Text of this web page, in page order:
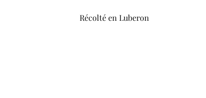
Récolté en Luberon